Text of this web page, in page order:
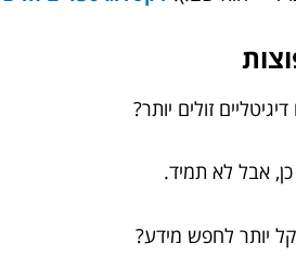
אבל לא תמיד.